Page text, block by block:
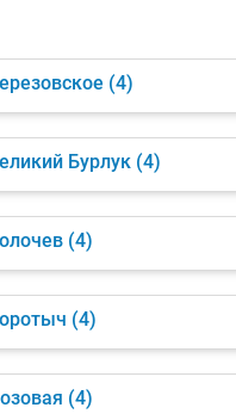
(4)
Бурлук (4)
(4)
(4)
(4)